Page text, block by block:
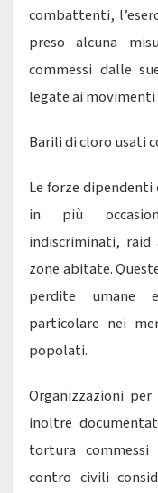
combattenti,
preso alcuna
commessi dalle
legate ai
Barili di cloro usati
Le forze
in più
indiscriminati,
zone abitate.
perdite umane
particolare nei
popolati.
Organizzazioni
inoltre
tortura
contro civili